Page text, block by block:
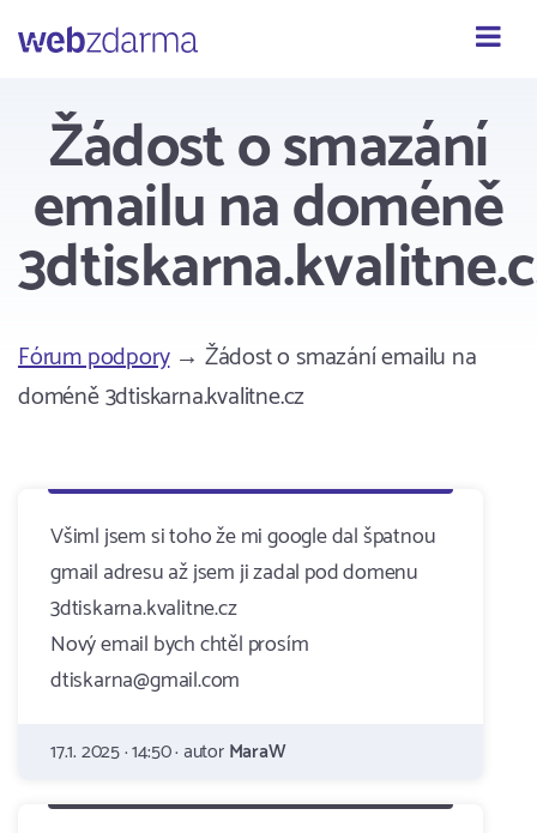
Webzdarma
Žádost o smazání
emailu na doméně
Fórum podpory→ Žádost o smazání emailu na
doméně 3dtiskarna.kvalitne.cz
Všiml jsem si toho že mi google dal špatnou
gmail adresu až jsem ji zadal pod domenu
3dtiskarna.kvalitne.cz
Nový email bych chtěl prosím
dtiskarna@gmail.com
17.1. 2025 · 14:50 · autorMaraW